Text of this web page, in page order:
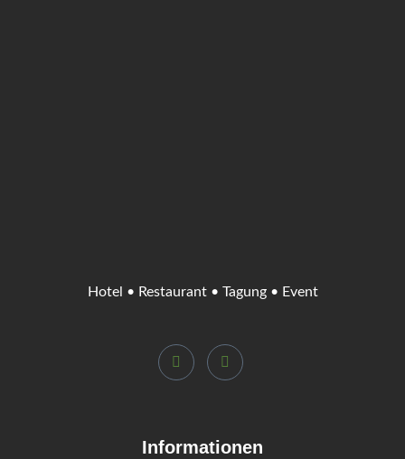
Hotel • Restaurant • Tagung • Event
Informationen